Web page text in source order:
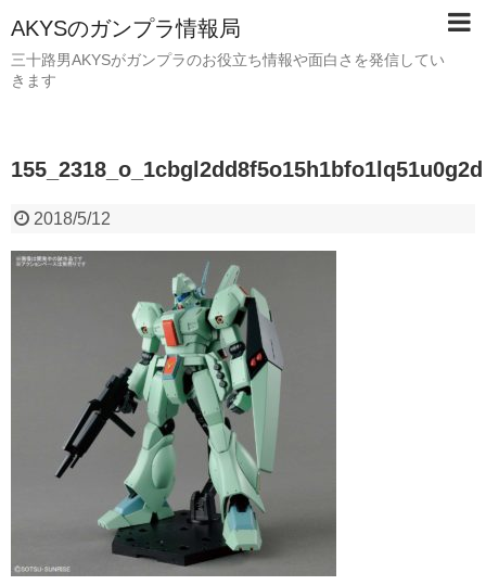
AKYSのガンプラ情報局
三十路男AKYSがガンプラのお役立ち情報や面白さを発信してい
きます
155_2318_o_1cbgl2dd8f5o15h1bfo1lq51u0g2d
2018/5/12